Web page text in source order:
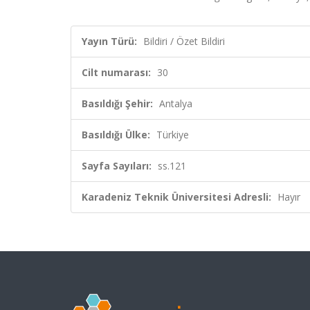
Yayın Türü: Bildiri / Özet Bildiri
Cilt numarası: 30
Basıldığı Şehir: Antalya
Basıldığı Ülke: Türkiye
Sayfa Sayıları: ss.121
Karadeniz Teknik Üniversitesi Adresli: Hayır